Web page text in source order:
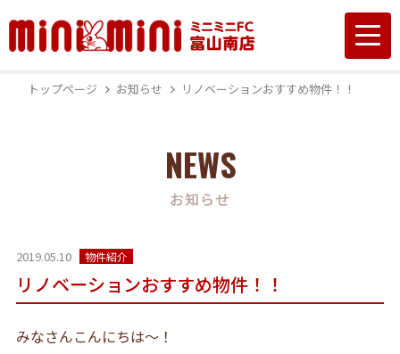
トップページ お知らせ リノベーションおすすめ物件！！
NEWS
お知らせ
2019.05.10 物件紹介
リノベーションおすすめ物件！！
みなさんこんにちは～！